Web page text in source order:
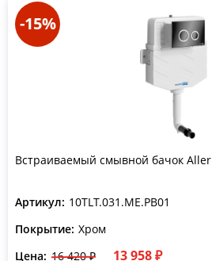
-15%
Встраиваемый смывной бачок Aller
Артикул: 10TLT.031.ME.PB01
Покрытие: Хром
Цена: 16 420 ₽ 13 958 ₽